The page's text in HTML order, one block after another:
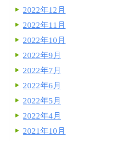
2022年12月
2022年11月
2022年10月
2022年9月
2022年7月
2022年6月
2022年5月
2022年4月
2021年10月